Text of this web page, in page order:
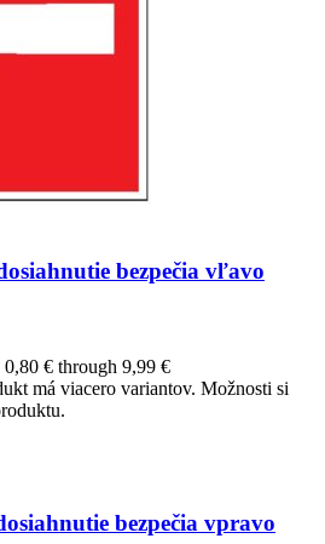
bezpečia vľavo
0,80 € through 9,99 €
má viacero variantov. Možnosti si
bezpečia vpravo